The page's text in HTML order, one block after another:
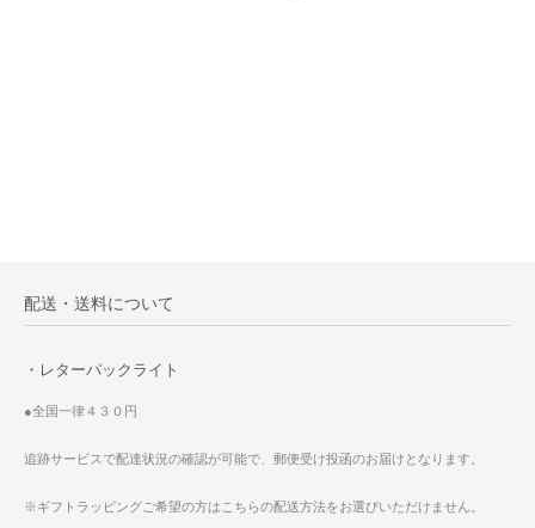
配送・送料について
・レターパックライト
●全国一律４３０円
追跡サービスで配達状況の確認が可能で、郵便受け投函のお届けとなります。
※ギフトラッピングご希望の方はこちらの配送方法をお選びいただけません。